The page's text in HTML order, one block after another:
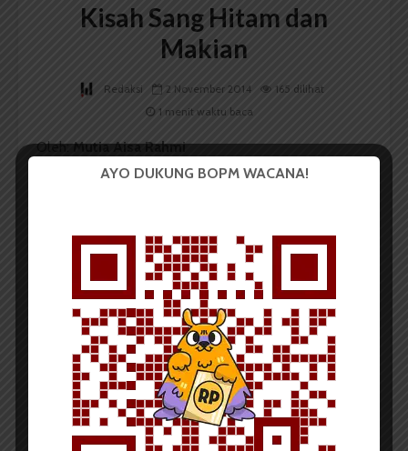
Kisah Sang Hitam dan
Makian
Redaksi 2 November 2014
165 dilihat
1 menit waktu baca
Oleh:Mutia Aisa Rahmi
Celaan datang tak henti
Dia diam tak hayati
Menyerap tangis yang tak mungkin ia turuti
Tawa celaan makin tak bisa ia bendung
Bak awan yang tlah gemuk karena menampung
AYO DUKUNG BOPM WACANA!